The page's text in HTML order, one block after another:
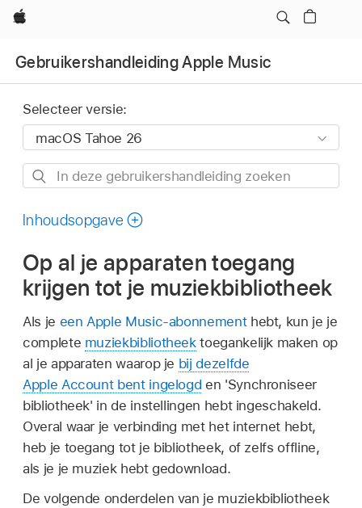
Apple
Gebruikershandleiding Apple Music
Selecteer versie:
In
gebruikershandleiding
Inhoudsopgave
Op al je apparaten toegang
krijgen tot je muziekbibliotheek
Als je een Apple Music-abonnementhebt, kun je je
complete muziekbibliotheektoegankelijk maken op
al je apparaten waarop je bij dezelfde
Apple Account bent ingelogd en 'Synchroniseer
bibliotheek' in de instellingen hebt ingeschakeld.
Overal waar je verbinding met het internet hebt,
heb je toegang tot je bibliotheek, of zelfs offline,
als je je muziek hebt gedownload.
De volgende onderdelen van je muziekbibliotheek